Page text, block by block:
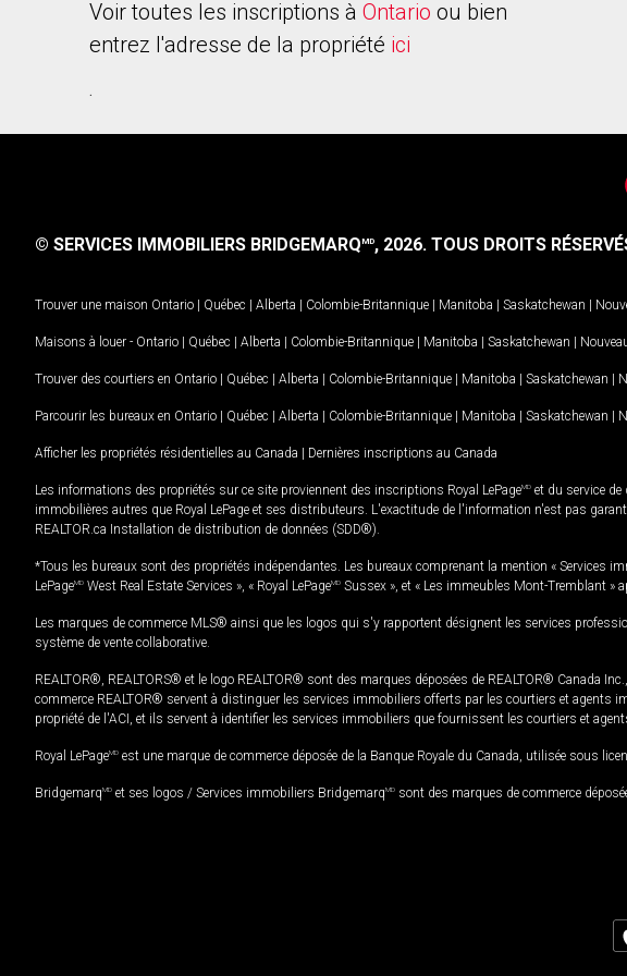
Voir toutes les inscriptions à Ontario ou bien
entrez l'adresse de la propriété ici
.
© SERVICES IMMOBILIERS BRIDGEMARQMD, 2026. TOUS DROITS
Trouver une maison Ontario | Québec | Alberta | Colombie-Britannique | Manitoba | Saskatchewan |
Maisons à louer - Ontario | Québec | Alberta | Colombie-Britannique | Manitoba | Saskatchewan |
Trouver des courtiers en Ontario | Québec | Alberta | Colombie-Britannique | Manitoba | Saskatchewan |
Parcourir les bureaux en Ontario | Québec | Alberta | Colombie-Britannique | Manitoba | Saskatchewan |
Afficher les propriétés résidentielles au Canada | Dernières inscriptions au Canada
Les informations des propriétés sur ce site proviennent des inscriptions Royal LePageMD et du service
immobilières autres que Royal LePage et ses distributeurs. L'exactitude de l'information n'est pas
REALTOR.ca Installation de distribution de données (SDD®).
*Tous les bureaux sont des propriétés indépendantes. Les bureaux comprenant la mention « Services
LePageMD West Real Estate Services », « Royal LePageMD Sussex », et « Les immeubles Mont-Tremblant »
Les marques de commerce MLS® ainsi que les logos qui s'y rapportent désignent les services
système de vente collaborative.
REALTOR®, REALTORS® et le logo REALTOR® sont des marques déposées de REALTOR® Canada
commerce REALTOR® servent à distinguer les services immobiliers offerts par les courtiers et
propriété de l'ACI, et ils servent à identifier les services immobiliers que fournissent les courtiers et
Royal LePageMD est une marque de commerce déposée de la Banque Royale du Canada, utilisée sous
BridgemarqMD et ses logos / Services immobiliers BridgemarqMD sont des marques de commerce